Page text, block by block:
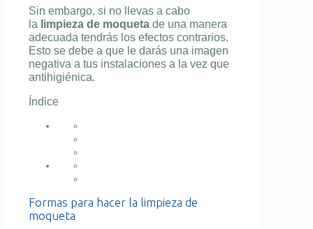
Sin embargo, si no llevas a cabo
la limpieza de moqueta de una manera
adecuada tendrás los efectos contrarios.
Esto se debe a que le darás una imagen
negativa a tus instalaciones a la vez que
antihigiénica.
Índice
Formas para hacer la limpieza de
moqueta